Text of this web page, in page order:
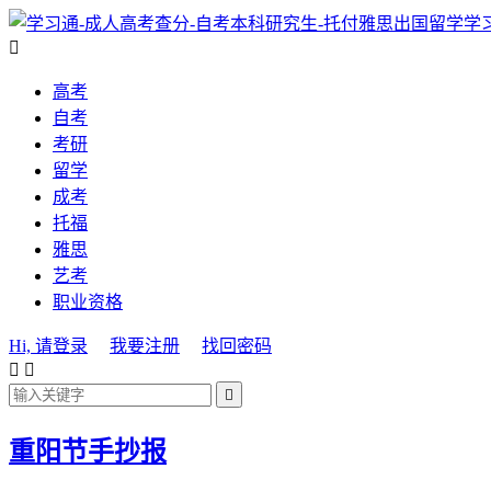
学

高考
自考
考研
留学
成考
托福
雅思
艺考
职业资格
Hi, 请登录 我要注册
找回密码
 

重阳节手抄报